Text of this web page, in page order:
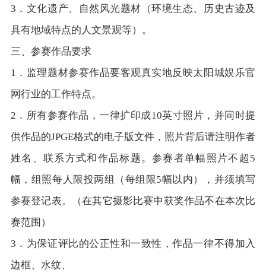
3．文化遗产、自然风光题材（环境生态、历史古迹及
具有地域特点的人文景观等）。
三、参赛作品要求
1．监理题材参赛作品要客观真实地反映太阳城娱乐官
网行业的工作特点。
2．所有参赛作品，一律扩印成10英寸照片，并同时提
供作品的JPGE格式的电子版文件，照片背后请注明作者
姓名、联系方式和作品标题。参赛者单幅照片不超5
幅，组照每人限投两组（每组限5幅以内），并须填写
参赛登记表。（在其它摄影比赛中获奖作品不在本次比
赛范围）
3．为保证评比的公正性和一致性，作品一律不得加入
边框、水纹、